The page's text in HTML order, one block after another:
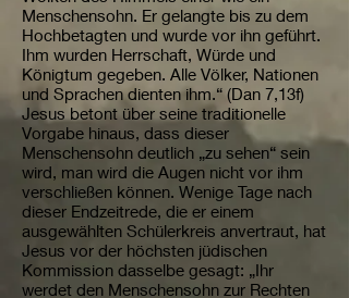
Menschensohn. Er gelangte bis zu dem
Hochbetagten und wurde vor ihn geführt.
Ihm wurden Herrschaft, Würde und
Königtum gegeben. Alle Völker, Nationen
und Sprachen dienten ihm.“ (Dan 7,13f)
Jesus betont über seine traditionelle
Vorgabe hinaus, dass dieser
Menschensohn deutlich „zu sehen“ sein
wird, man wird die Augen nicht vor ihm
verschließen können. Wenige Tage nach
dieser Endzeitrede, die er einem
ausgewählten Schülerkreis anvertraut, hat
Jesus vor der höchsten jüdischen
Kommission dasselbe gesagt: „Ihr
werdet den Menschensohn zur Rechten